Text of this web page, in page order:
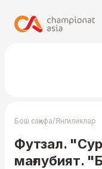
Бош саҳифа/Янгиликлар
Футзал.
мағлубият.